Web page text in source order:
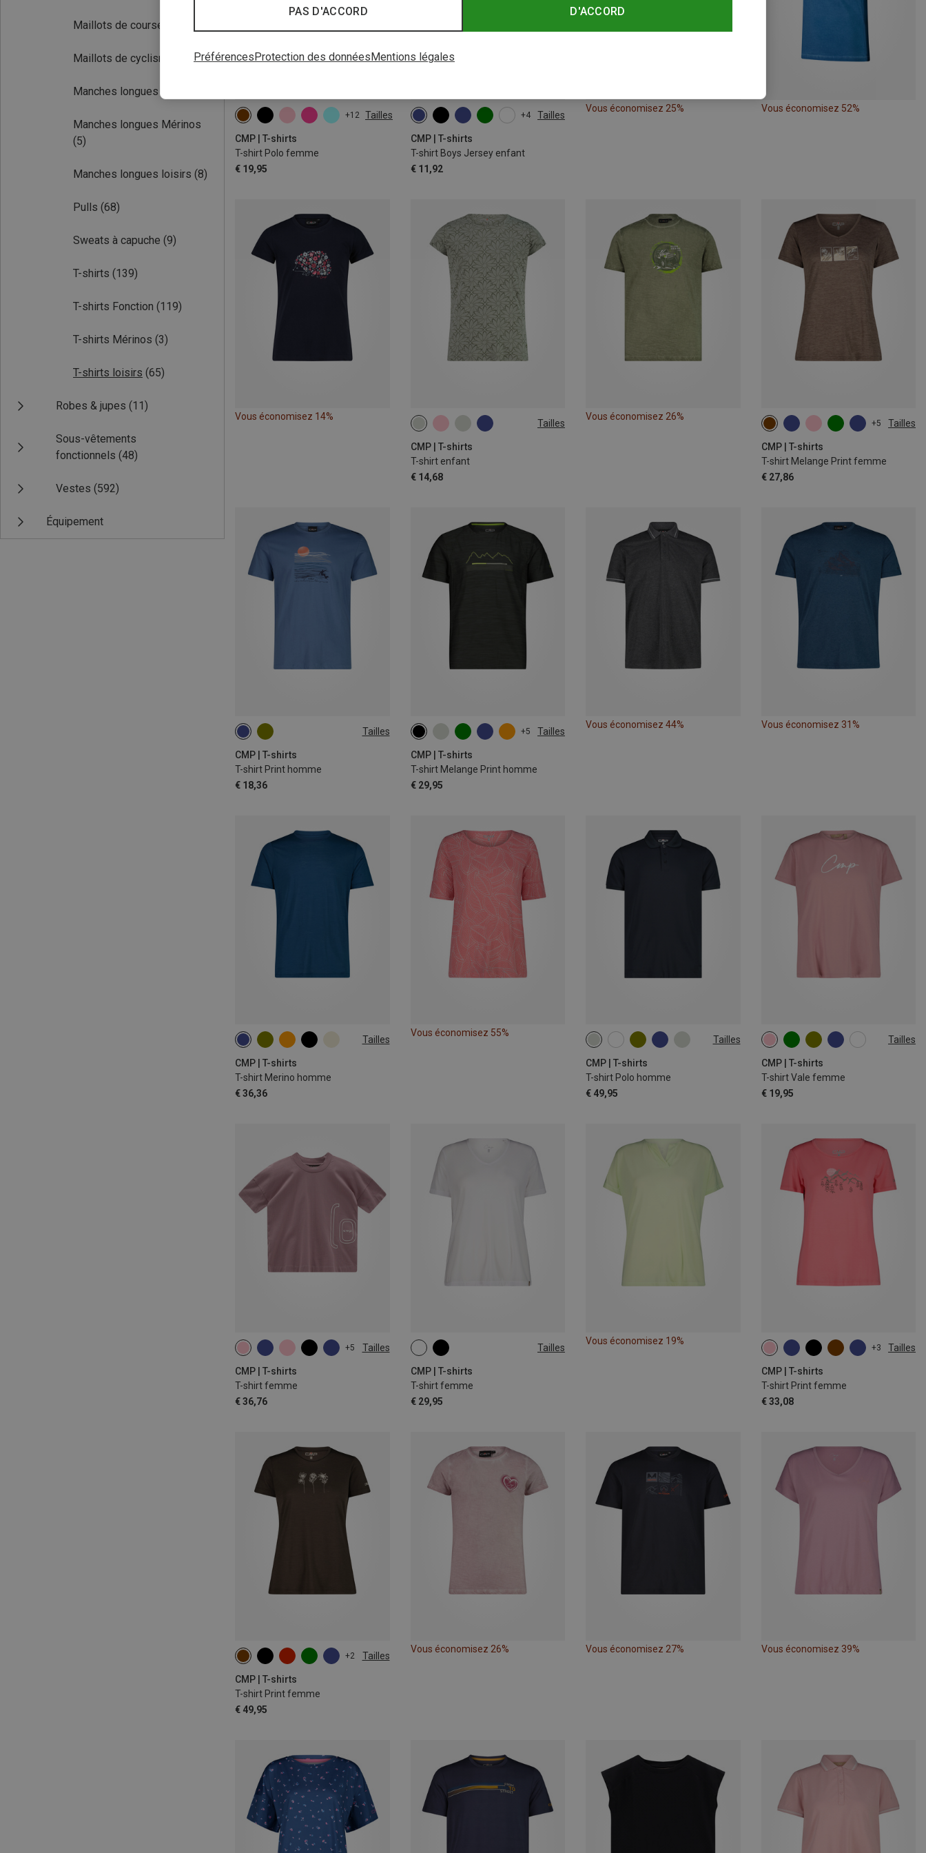
Maillots de course
Maillots de cyclisme (18)
Manches longues
Manches longues Mérinos
(5)
Manches longues loisirs (8)
Pulls (68)
Sweats à capuche (9)
T-shirts (139)
T-shirts Fonction (119)
T-shirts Mérinos (3)
T-shirts loisirs (65)
Robes & jupes (11)
Sous-vêtements
fonctionnels (48)
Vestes (592)
Équipement
+12 Tailles
CMP | T-shirts
T-shirt Polo femme
€ 19,95
+4 Tailles
CMP | T-shirts
T-shirt Boys Jersey enfant
€ 11,92
Vous économisez 25% Vous économisez 52%
Vous économisez 14%
Tailles
CMP | T-shirts
T-shirt enfant
€ 14,68
Vous économisez 26%
+5 Tailles
CMP | T-shirts
T-shirt Melange Print femme
€ 27,86
Tailles
CMP | T-shirts
T-shirt Print homme
€ 18,36
S L
3XL
4XL
+5 Tailles
CMP | T-shirts
T-shirt Melange Print homme
€ 29,95
Vous économisez 44% Vous économisez 31%
Tailles
CMP | T-shirts
T-shirt Merino homme
€ 36,36
S XL XXL
Vous économisez 55%
Tailles
CMP | T-shirts
T-shirt Polo homme
€ 49,95
XS M XXL 3XL Tailles
CMP | T-shirts
T-shirt Vale femme
€ 19,95
+5 Tailles
CMP | T-shirts
T-shirt femme
€ 36,76
XXS XS
L
XL
Tailles
CMP | T-shirts
T-shirt femme
€ 29,95
XS L
Vous économisez 19%
+3 Tailles
CMP | T-shirts
T-shirt Print femme
€ 33,08
+2 Tailles
CMP | T-shirts
T-shirt Print femme
€ 49,95
Vous économisez 26% Vous économisez 27% Vous économisez 39%
D'ACCORD
PAS D'ACCORD
PréférencesProtection des donnéesMentions légales